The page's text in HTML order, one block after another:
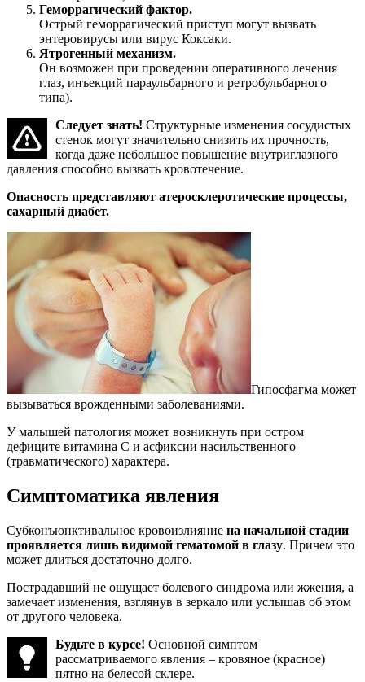
Геморрагический фактор.
Острый геморрагический приступ могут вызвать
энтеровирусы или вирус Коксаки.
Ятрогенный механизм.
Он возможен при проведении оперативного лечения
глаз, инъекций параульбарного и ретробульбарного
типа).
Следует знать! Структурные изменения сосудистых
стенок могут значительно снизить их прочность,
когда даже небольшое повышение внутриглазного
давления способно вызвать кровотечение.
Опасность представляют атеросклеротические процессы,
сахарный диабет.
Гипосфагма может
вызываться врожденными заболеваниями.
У малышей патология может возникнуть при остром
дефиците витамина С и асфиксии насильственного
(травматического) характера.
Симптоматика явления
Субконъюнктивальное кровоизлияние на начальной стадии
проявляется лишь видимой гематомой в глазу. Причем это
может длиться достаточно долго.
Пострадавший не ощущает болевого синдрома или жжения, а
замечает изменения, взглянув в зеркало или услышав об этом
от другого человека.
Будьте в курсе! Основной симптом
рассматриваемого явления – кровяное (красное)
пятно на белесой склере.